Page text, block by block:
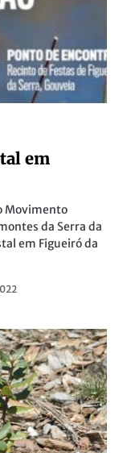
em
Movimento
da Serra da
em Figueiró da